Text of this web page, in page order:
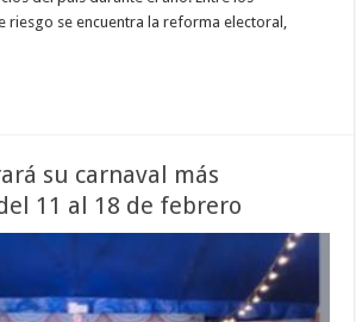
riesgo se encuentra la reforma electoral,
su carnaval más
11 al 18 de febrero